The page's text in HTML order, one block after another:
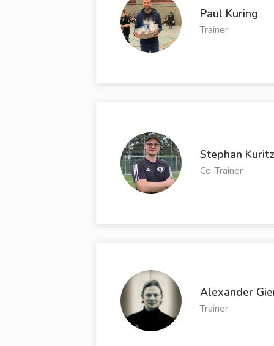
Paul Kuring
Trainer
Stephan Kuritz
Co-Trainer
Alexander
Trainer